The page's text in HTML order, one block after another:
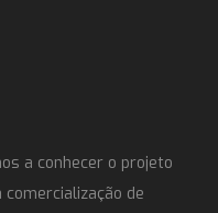
a conhecer o projeto
comercialização de